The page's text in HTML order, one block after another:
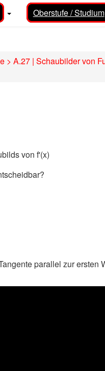
Oberstufe / Studium
> A.27 | Schaubilder von
von f'(x)
parallel zur ersten